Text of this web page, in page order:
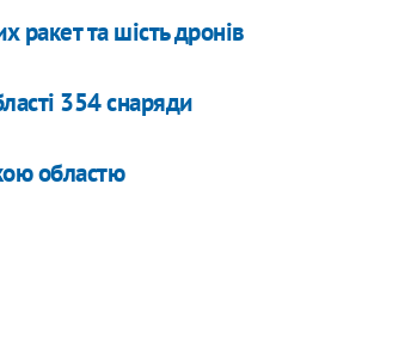
ракет та шість дронів
354 снаряди
областю